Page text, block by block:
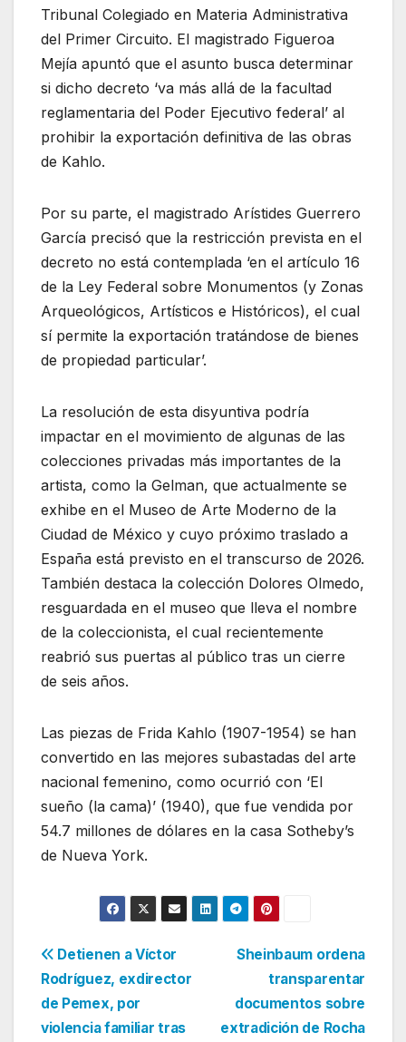
Tribunal Colegiado en Materia Administrativa
del Primer Circuito. El magistrado Figueroa
Mejía apuntó que el asunto busca determinar
si dicho decreto ‘va más allá de la facultad
reglamentaria del Poder Ejecutivo federal’ al
prohibir la exportación definitiva de las obras
de Kahlo.
Por su parte, el magistrado Arístides Guerrero
García precisó que la restricción prevista en el
decreto no está contemplada ‘en el artículo 16
de la Ley Federal sobre Monumentos (y Zonas
Arqueológicos, Artísticos e Históricos), el cual
sí permite la exportación tratándose de bienes
de propiedad particular’.
La resolución de esta disyuntiva podría
impactar en el movimiento de algunas de las
colecciones privadas más importantes de la
artista, como la Gelman, que actualmente se
exhibe en el Museo de Arte Moderno de la
Ciudad de México y cuyo próximo traslado a
España está previsto en el transcurso de 2026.
También destaca la colección Dolores Olmedo,
resguardada en el museo que lleva el nombre
de la coleccionista, el cual recientemente
reabrió sus puertas al público tras un cierre
de seis años.
Las piezas de Frida Kahlo (1907-1954) se han
convertido en las mejores subastadas del arte
nacional femenino, como ocurrió con ‘El
sueño (la cama)’ (1940), que fue vendida por
54.7 millones de dólares en la casa Sotheby’s
de Nueva York.
Navegación
de
entradas
Sheinbaum ordena
transparentar
documentos sobre
extradición de Rocha
Detienen a Víctor
Rodríguez, exdirector
de Pemex, por
violencia familiar tras